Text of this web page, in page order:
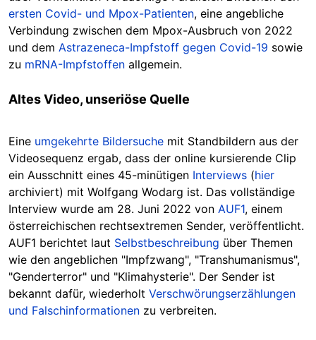
ersten Covid- und Mpox-Patienten, eine angebliche
Verbindung zwischen dem Mpox-Ausbruch von 2022
und dem Astrazeneca-Impfstoff gegen Covid-19 sowie
zu mRNA-Impfstoffen allgemein.
Altes Video, unseriöse Quelle
Eine umgekehrte Bildersuche mit Standbildern aus der
Videosequenz ergab, dass der online kursierende Clip
ein Ausschnitt eines 45-minütigen Interviews (hier
archiviert) mit Wolfgang Wodarg ist. Das vollständige
Interview wurde am 28. Juni 2022 von AUF1, einem
österreichischen rechtsextremen Sender, veröffentlicht.
AUF1 berichtet laut Selbstbeschreibung über Themen
wie den angeblichen "Impfzwang", "Transhumanismus",
"Genderterror" und "Klimahysterie". Der Sender ist
bekannt dafür, wiederholt Verschwörungserzählungen
und Falschinformationen zu verbreiten.